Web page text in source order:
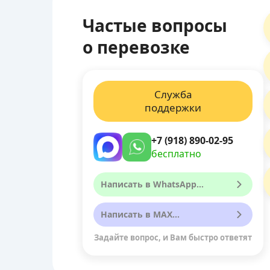
Частые вопросы
о перевозке
Служба
поддержки
+7 (918) 890-02-95
бесплатно
Написать в WhatsApp...
Написать в MAX...
Задайте вопрос, и Вам быстро ответят